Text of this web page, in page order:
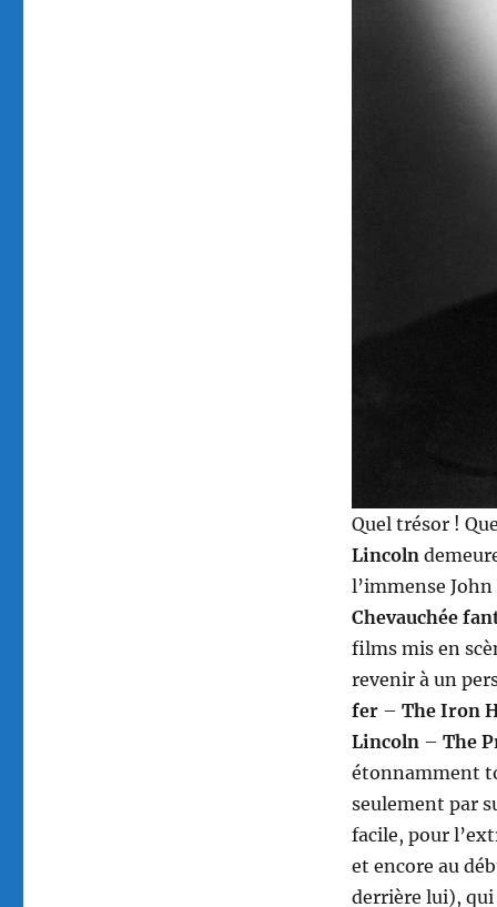
Quel trésor !
Lincoln
l’immense
Chevauchée
films mis en
revenir à un
fer– The Iron
Lincoln– The
étonnamment
seulement par
facile, pour
et encore au
derrière lui), qui